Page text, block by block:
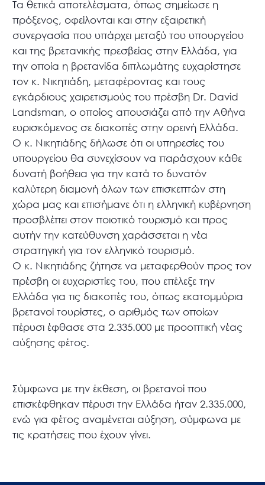
Τα θετικά αποτελέσματα, όπως σημείωσε η
πρόξενος, οφείλονται και στην εξαιρετική
συνεργασία που υπάρχει μεταξύ του υπουργείου
και της βρετανικής πρεσβείας στην Ελλάδα, για
την οποία η βρετανίδα διπλωμάτης ευχαρίστησε
τον κ. Νικητιάδη, μεταφέροντας και τους
εγκάρδιους χαιρετισμούς του πρέσβη Dr. David
Landsman, ο οποίος απουσιάζει από την Αθήνα
ευρισκόμενος σε διακοπές στην ορεινή Ελλάδα.
Ο κ. Νικητιάδης δήλωσε ότι οι υπηρεσίες του
υπουργείου θα συνεχίσουν να παράσχουν κάθε
δυνατή βοήθεια για την κατά το δυνατόν
καλύτερη διαμονή όλων των επισκεπτών στη
χώρα μας και επισήμανε ότι η ελληνική κυβέρνηση
προσβλέπει στον ποιοτικό τουρισμό και προς
αυτήν την κατεύθυνση χαράσσεται η νέα
στρατηγική για τον ελληνικό τουρισμό.
Ο κ. Νικητιάδης ζήτησε να μεταφερθούν προς τον
πρέσβη οι ευχαριστίες του, που επέλεξε την
Ελλάδα για τις διακοπές του, όπως εκατομμύρια
βρετανοί τουρίστες, ο αριθμός των οποίων
πέρυσι έφθασε στα 2.335.000 με προοπτική νέας
αύξησης φέτος.
Σύμφωνα με την έκθεση, οι βρετανοί που
επισκέφθηκαν πέρυσι την Ελλάδα ήταν 2.335.000,
ενώ για φέτος αναμένεται αύξηση, σύμφωνα με
τις κρατήσεις που έχουν γίνει.